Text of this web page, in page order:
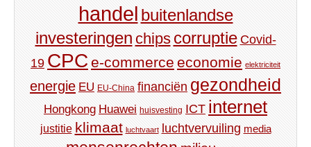
handel buitenlandse
investeringen chips corruptie Covid-
19 CPC e-commerce economie elektriciteit
energie EU EU-China financiën gezondheid
Hongkong Huawei huisvesting ICT internet
justitie klimaat luchtvaart luchtvervuiling media